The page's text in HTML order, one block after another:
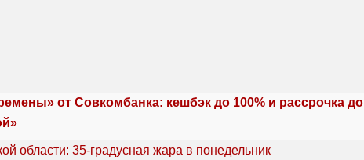
от Совкомбанка: кешбэк до 100% и рассрочка до